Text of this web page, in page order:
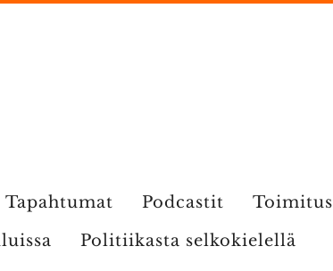
Tapahtumat Podcastit Toimitus
Politiikasta selkokielellä